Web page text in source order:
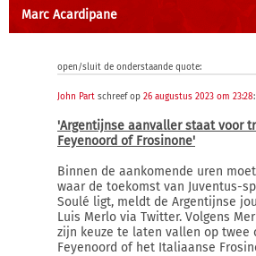
Marc Acardipane
open/sluit de onderstaande quote:
John Part schreef op 26 augustus 2023 om 23:28:
'Argentijnse aanvaller staat voor
Feyenoord of Frosinone'
Binnen de aankomende uren
waar de toekomst van Juventus-
Soulé ligt, meldt de Argentijnse
Luis Merlo via Twitter. Volgens
zijn keuze te laten vallen op twee
Feyenoord of het Italiaanse